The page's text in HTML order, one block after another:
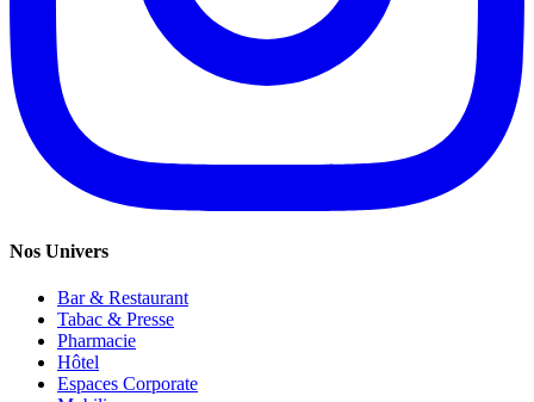
Nos Univers
Bar & Restaurant
Tabac & Presse
Pharmacie
Hôtel
Espaces Corporate